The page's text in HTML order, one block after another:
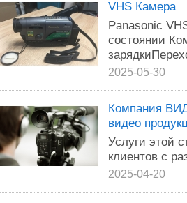
VHS Камера
Panasonic
состоянии
2025-05-30
Компания
видео
Услуги этой
клиентов с
2025-04-20